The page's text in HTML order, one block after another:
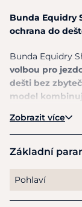
Bunda Equidry
ochrana do
Bunda Equidry
volbou pro
dešti bez
model
jaro, léto i
Díky technologii
plně prodyšná
Zobrazit více
Základní
Pohlaví